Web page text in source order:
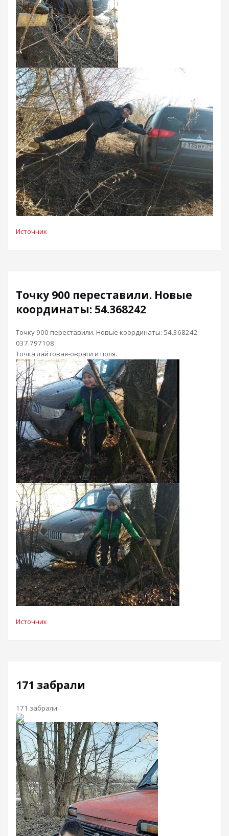
Источник
Точку 900 переставили. Новые
координаты: 54.368242
Точку 900 переставили. Новые координаты: 54.368242
037.797108
Точка лайтовая-овраги и поля.
Источник
171 забрали
171 забрали